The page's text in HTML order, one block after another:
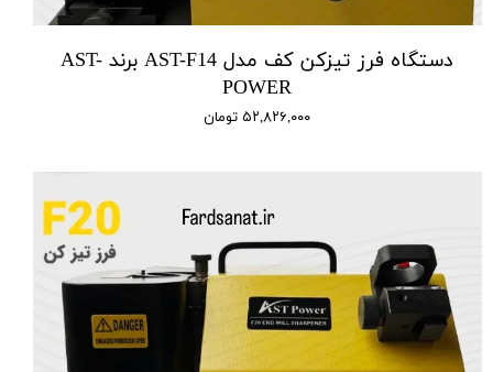
دستگاه فرز تیزکن کف مدل AST-F14 برند AST-
POWER
۵۲,۸۲۶,۰۰۰ تومان